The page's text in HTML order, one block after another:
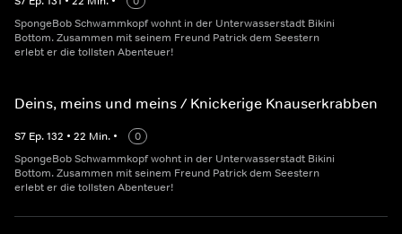
SpongeBob Schwammkopf wohnt in der Unterwasserstadt Bikini
Bottom. Zusammen mit seinem Freund Patrick dem Seestern
erlebt er die tollsten Abenteuer!
Deins, meins und meins / Knickerige Knauserkrabben
S7 Ep.132 • 22 Min. •
0
SpongeBob Schwammkopf wohnt in der Unterwasserstadt Bikini
Bottom. Zusammen mit seinem Freund Patrick dem Seestern
erlebt er die tollsten Abenteuer!